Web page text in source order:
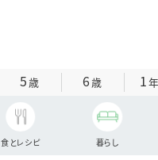
5歳 6歳 1
食とレシピ 暮らし